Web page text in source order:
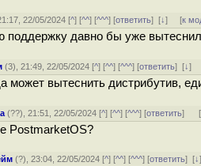
22/05/2024 [^] [^^] [^^^] [ответить][↓] [к
поддержку давно бы уже
(3), 21:49, 22/05/2024 [^] [^^] [^^^] [ответить][↓]
может вытеснить дистрибутив,
(??), 21:51, 22/05/2024 [^] [^^] [^^^] [ответить] [
PostmarketOS?
(?), 23:04, 22/05/2024 [^] [^^] [^^^] [ответить][↓